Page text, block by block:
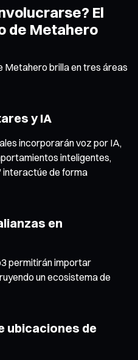
El
de Metahero
Metahero brilla en tres áreas
y IA
incorporarán voz por IA,
inteligentes,
interactúe de forma
en
permitirán importar
un ecosistema de
ubicaciones de